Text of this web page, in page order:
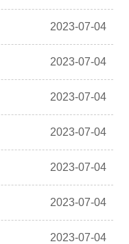
2023-07-04
2023-07-04
2023-07-04
2023-07-04
2023-07-04
2023-07-04
2023-07-04